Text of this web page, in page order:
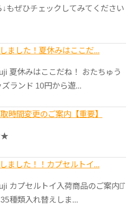
↓もぜひチェックしてみてください
ました！夏休みはここだ...
夏休みはここだね！ おたちゅう
ランド 10円から遊...
取時間変更のご案内【重要】
★
ました！！カプセルトイ...
カプセルトイ入荷商品のご案内⋆͛
種類入れ替えしま...